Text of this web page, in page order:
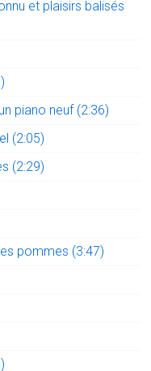
et plaisirs balisés
piano neuf (2:36)
(2:05)
(2:29)
pommes (3:47)